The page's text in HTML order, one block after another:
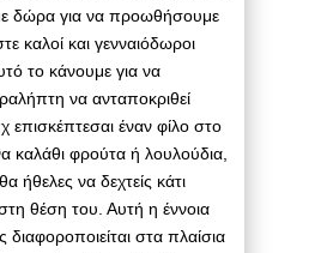
δώρα για να προωθήσουμε
καλοί και γενναιόδωροι
το κάνουμε για να
να ανταποκριθεί
έναν φίλο στο
καλάθι φρούτα ή λουλούδια,
ήθελες να δεχτείς κάτι
θέση του. Αυτή η έννοια
στα πλαίσια